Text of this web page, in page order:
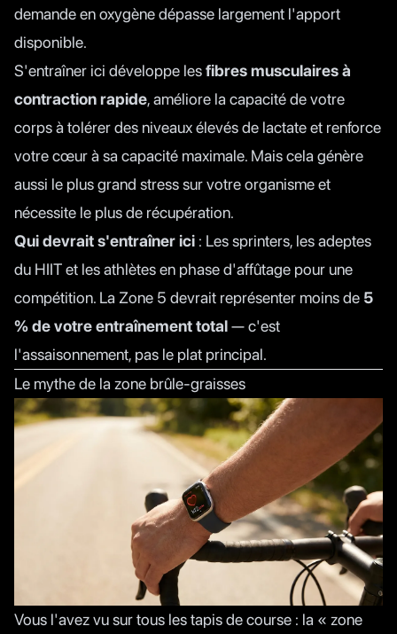
demande en oxygène dépasse largement l'apport
disponible.
S'entraîner ici développe lesfibres musculaires à
contraction rapide, améliore la capacité de votre
corps à tolérer des niveaux élevés de lactate et renforce
votre cœur à sa capacité maximale. Mais cela génère
aussi le plus grand stress sur votre organisme et
nécessite le plus de récupération.
Qui devrait s'entraîner ici : Les sprinters, les adeptes
du HIIT et les athlètes en phase d'affûtage pour une
compétition. La Zone 5 devrait représenter moins de 5
% de votre entraînement total— c'est
l'assaisonnement, pas le plat principal.
Le mythe de la zone brûle-graisses
Vous l'avez vu sur tous les tapis de course : la « zone